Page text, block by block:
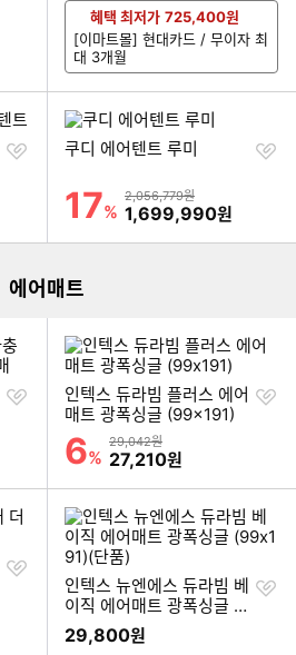
혜택 최저가 725,400원
[이마트몰] 현대카드 / 무이자 최
대 3개월
찜
쿠디 에어텐트 루미
할인률
17%
상품금액
2,056,779원
할인금액
1,699,990원
찜
에어매트
찜
인텍스 듀라빔 플러스 에어
매트 광폭싱글 (99x191)
할인률
6%
상품금액
29,042원
할인금액
27,210원
찜
찜
인텍스 뉴엔에스 듀라빔 베
이직 에어매트 광폭싱글 (9
9x191)(단품)
29,800원
찜